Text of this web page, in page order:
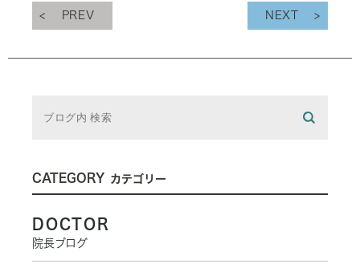
PREV NEXT
CATEGORY カテゴリー
DOCTOR
院長ブログ